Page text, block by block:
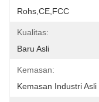
Rohs,CE,FCC
Kualitas:
Baru Asli
Kemasan:
Kemasan Industri Asli